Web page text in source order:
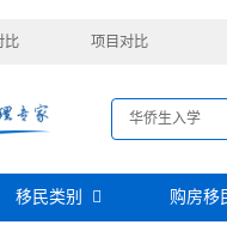
比 项目对比
移民类别 购房移